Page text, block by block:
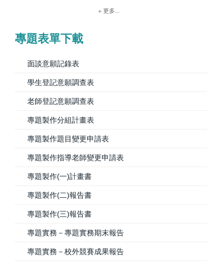
更多...
專題表單下載
面談意願記錄表
學生登記意願調查表
老師登記意願調查表
專題製作分組計畫表
專題製作題目變更申請表
專題製作指導老師變更申請表
專題製作(一)計畫書
專題製作(二)報告書
專題製作(三)報告書
專題實務－專題實務期末報告
專題實務－校外競賽成果報告